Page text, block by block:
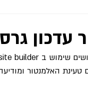
עדכון